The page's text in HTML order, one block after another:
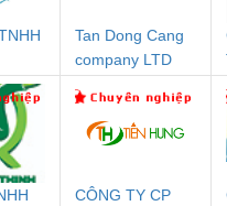
Tan Dong Cang
company LTD
CÔNG TY CP